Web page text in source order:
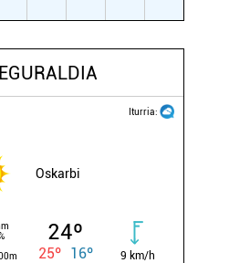
EGURALDIA
Iturria:
Oskarbi
24º
25º 16º 9 km/h